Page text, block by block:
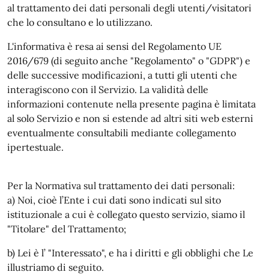
al trattamento dei dati personali degli utenti/visitatori
che lo consultano e lo utilizzano.
L'informativa è resa ai sensi del Regolamento UE
2016/679 (di seguito anche "Regolamento" o "GDPR") e
delle successive modificazioni, a tutti gli utenti che
interagiscono con il Servizio. La validità delle
informazioni contenute nella presente pagina è limitata
al solo Servizio e non si estende ad altri siti web esterni
eventualmente consultabili mediante collegamento
ipertestuale.
Per la Normativa sul trattamento dei dati personali:
a) Noi, cioè l’Ente i cui dati sono indicati sul sito
istituzionale a cui è collegato questo servizio, siamo il
"Titolare" del Trattamento;
b) Lei è l’ "Interessato", e ha i diritti e gli obblighi che Le
illustriamo di seguito.